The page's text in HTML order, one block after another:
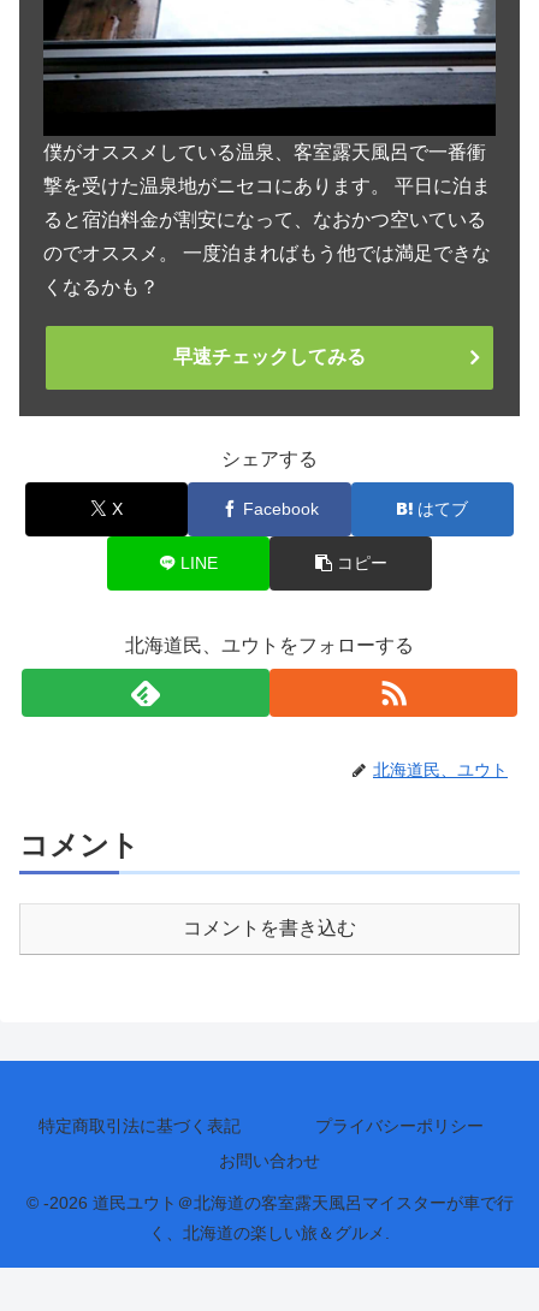
僕がオススメしている温泉、客室露天風呂で一番衝
撃を受けた温泉地がニセコにあります。 平日に泊ま
ると宿泊料金が割安になって、なおかつ空いている
のでオススメ。 一度泊まればもう他では満足できな
くなるかも？
早速チェックしてみる
シェアする
X Facebook はてブ
LINE コピー
北海道民、ユウトをフォローする
北海道民、ユウト
コメント
コメントを書き込む
特定商取引法に基づく表記
プライバシーポリシー
お問い合わせ
© -2026 道民ユウト＠北海道の客室露天風呂マイスターが車で行
く、北海道の楽しい旅＆グルメ.